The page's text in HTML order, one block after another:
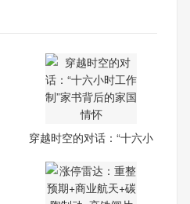
穿越时空的对话：“十六小